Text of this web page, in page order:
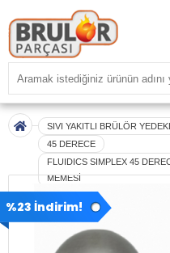
SIVI YAKITLI BRÜLÖR
45 DERECE
FLUIDICS SIMPLEX 45
MEMESİ
%23 İndirim!